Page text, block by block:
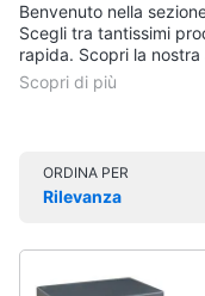
Telefonia
Tv
Cinema
home
Benvenuto nella
Scegli tra tantissimi
rapida. Scopri la
acquista comodamente
ORDINA PER
Rilevanza